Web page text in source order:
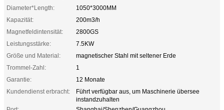
Diameter*Length:
1050*3000MM
Kapazität:
200m3/h
Magnetfeldintensität:
2800GS
Leistungsstärke:
7.5KW
Größe und Material:
magnetischer Stahl mit seltener Erde
Trommel-Zahl:
1
Garantie:
12 Monate
Kundendienst erbracht:
Führt verfügbar aus, um Maschinerie übersee
instandzuhalten